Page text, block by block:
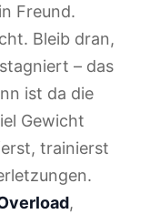
Freund.
Bleib dran,
– das
ist da die
Gewicht
trainierst
,